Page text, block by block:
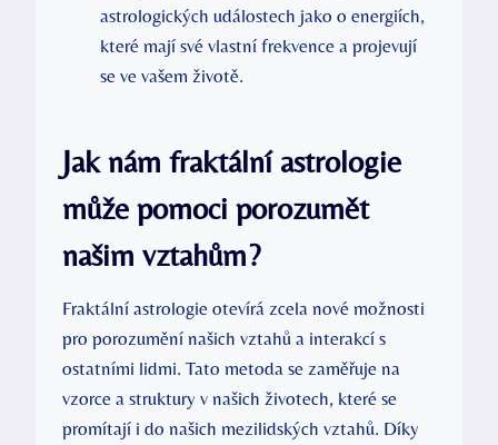
astrologických událostech jako o energiích,
které mají své vlastní frekvence a projevují
⁢se ve vašem životě.
Jak ​nám fraktální astrologie
může pomoci porozumět
našim vztahům?
Fraktální astrologie otevírá zcela nové možnosti
pro⁣ porozumění⁣ našich vztahů a interakcí s
ostatními ‌lidmi. Tato metoda se zaměřuje na
vzorce a struktury v našich životech, které se
⁢promítají i do našich mezilidských vztahů. Díky